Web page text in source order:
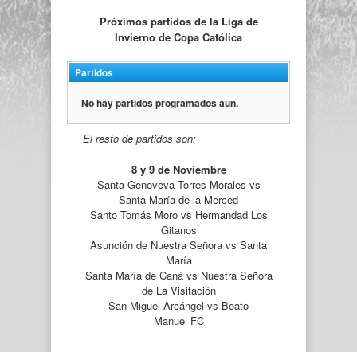
Próximos partidos de la Liga de
Invierno de Copa Católica
Partidos
No hay partidos programados aun.
El resto de partidos son:
8 y 9 de Noviembre
Santa Genoveva Torres Morales vs
Santa María de la Merced
Santo Tomás Moro vs Hermandad Los
Gitanos
Asunción de Nuestra Señora vs Santa
María
Santa María de Caná vs Nuestra Señora
de La Visitación
San Miguel Arcángel vs Beato
Manuel FC